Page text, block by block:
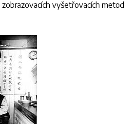
vyšetřovacích metod